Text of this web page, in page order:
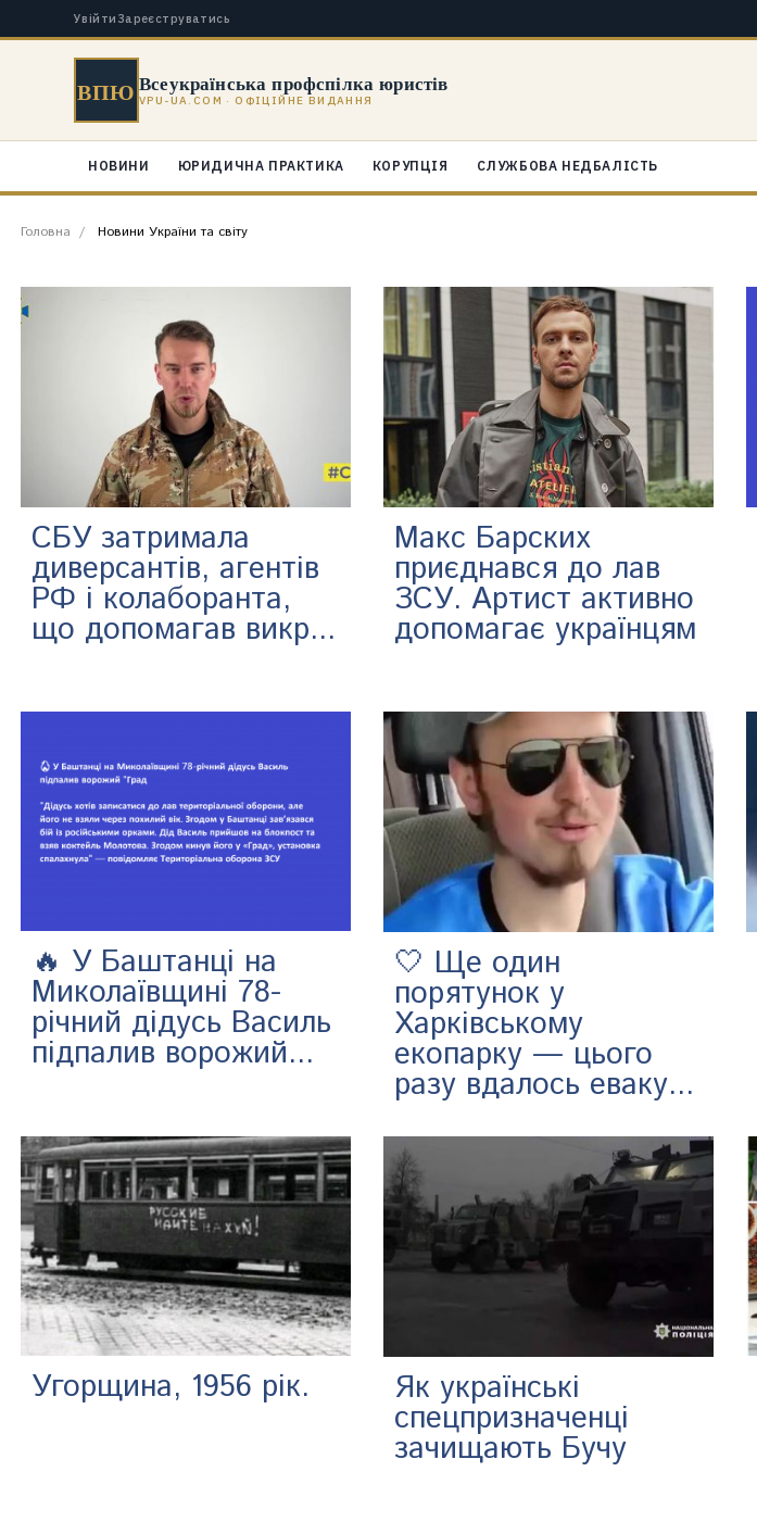
Увійти Зареєструватись
ВПЮ Всеукраїнська профспілка юристів
VPU-UA.COM · ОФІЦІЙНЕ ВИДАННЯ
НОВИНИ ЮРИДИЧНА ПРАКТИКА КОРУПЦІЯ СЛУЖБОВА НЕДБАЛІСТЬ
Головна Новини України та світу
СБУ затримала
диверсантів, агентів
РФ і колаборанта,
що допомагав викр...
Макс Барских
приєднався до лав
ЗСУ. Артист активно
допомагає українцям
🔥 У Баштанці на
Миколаївщині 78-
річний дідусь Василь
підпалив ворожий...
🤍 Ще один
порятунок у
Харківському
екопарку — цього
разу вдалось еваку...
Угорщина, 1956 рік. Як українські
спецпризначенці
зачищають Бучу